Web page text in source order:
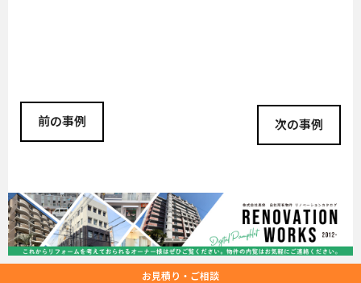
投
ナ
シ
ョ
ン
前の事例 次の事例
お見積り・ご相談